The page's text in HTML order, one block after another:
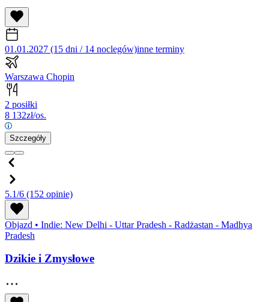
01.01.2027 (15 dni / 14 noclegów)inne terminy
Warszawa Chopin
2 posiłki
8 132zł/os.
Szczegóły
5.1/6 (152 opinie)
Objazd • Indie: New Delhi - Uttar Pradesh - Radżastan - Madhya
Pradesh
Dzikie i Zmysłowe